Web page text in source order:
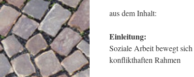
aus dem Inhalt:
Einleitung:
Soziale Arbeit bewegt
konflikthaften Rahmen